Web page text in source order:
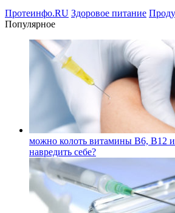
Протеинфо.RU Здоровое питание
Популярное
можно колоть витамины В6, В12
навредить себе?